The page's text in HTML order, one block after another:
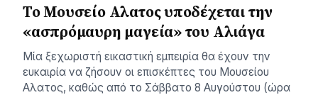
Το Μουσείο Αλατος υποδέχεται την
«ασπρόμαυρη μαγεία» του Αλιάγα
Μία ξεχωριστή εικαστική εμπειρία θα έχουν την
ευκαιρία να ζήσουν οι επισκέπτες του Μουσείου
Αλατος, καθώς από το Σάββατο 8 Αυγούστου (ώρα